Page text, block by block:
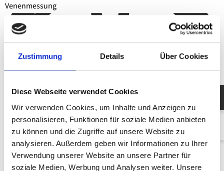
Zustimmung Details Über Cookies
Diese Webseite verwendet Cookies
Wir verwenden Cookies, um Inhalte und Anzeigen zu
personalisieren, Funktionen für soziale Medien anbieten
zu können und die Zugriffe auf unsere Website zu
analysieren. Außerdem geben wir Informationen zu Ihrer
Verwendung unserer Website an unsere Partner für
soziale Medien, Werbung und Analysen weiter. Unsere
Venen­messung